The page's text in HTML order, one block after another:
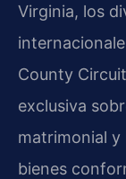
Virginia, los
County
exclusiva
matrimonial
bienes